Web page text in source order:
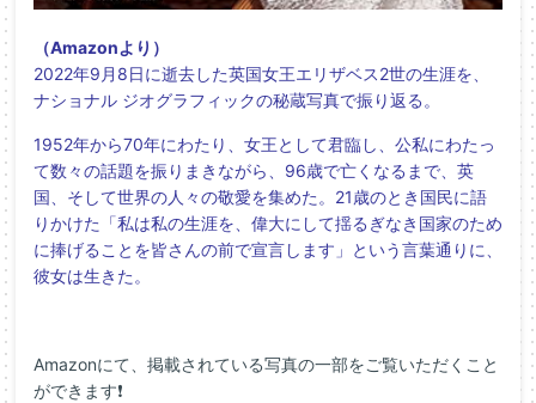
（Amazonより）
2022年9月8日に逝去した英国女王エリザベス2世の生涯を、
ナショナル ジオグラフィックの秘蔵写真で振り返る。
1952年から70年にわたり、女王として君臨し、公私にわたっ
て数々の話題を振りまきながら、96歳で亡くなるまで、英
国、そして世界の人々の敬愛を集めた。21歳のとき国民に語
りかけた「私は私の生涯を、偉大にして揺るぎなき国家のため
に捧げることを皆さんの前で宣言します」という言葉通りに、
彼女は生きた。
Amazonにて、掲載されている写真の一部をご覧いただくこと
ができます❗